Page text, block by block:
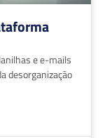
e e-mails
desorganização